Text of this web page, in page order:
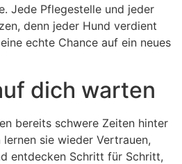
Jede Pflegestelle und jeder
denn jeder Hund verdient
echte Chance auf ein neues
dich warten
bereits schwere Zeiten hinter
sie wieder Vertrauen,
entdecken Schritt für Schritt,